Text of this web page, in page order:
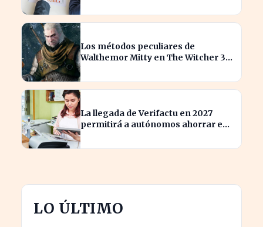
Hacienda
Los métodos peculiares de
Walthemor Mitty en The Witcher 3
La llegada de Verifactu en 2027
permitirá a autónomos ahorrar en
LO ÚLTIMO